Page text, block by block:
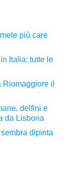
più care
Italia: tutte le
il
delfini e
da Lisbona
dipinta